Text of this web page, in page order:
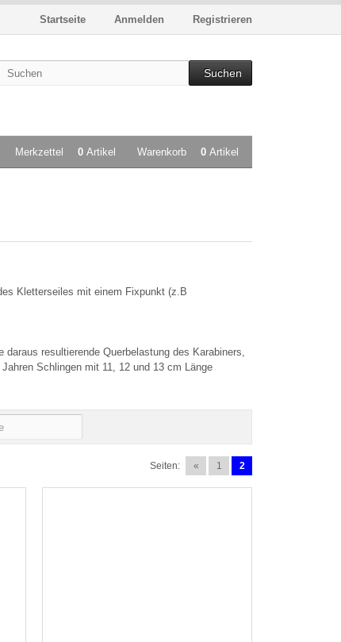
Registrieren
Anmelden
Startseite
Suchen
Warenkorb 0 Artikel
Merkzettel 0 Artikel
Kletterseiles mit einem Fixpunkt (z.B
resultierende Querbelastung des Karabiners,
Schlingen mit 11, 12 und 13 cm Länge
Seiten: « 1 2